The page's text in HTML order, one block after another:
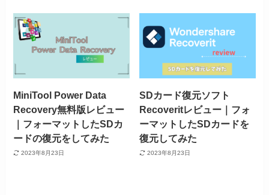
MiniTool Power Data
Recovery無料版レビュー
｜フォーマットしたSDカ
ードの復元をしてみた
2023年8月23日
SDカード復元ソフト
Recoveritレビュー｜フォ
ーマットしたSDカードを
復元してみた
2023年8月23日